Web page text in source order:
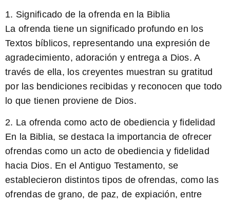
1. Significado de la ofrenda en la Biblia
La ofrenda tiene un significado profundo en los
Textos bíblicos, representando una expresión de
agradecimiento, adoración y entrega a Dios. A
través de ella, los creyentes muestran su gratitud
por las bendiciones recibidas y reconocen que todo
lo que tienen proviene de Dios.
2. La ofrenda como acto de obediencia y fidelidad
En la Biblia, se destaca la importancia de ofrecer
ofrendas como un acto de obediencia y fidelidad
hacia Dios. En el Antiguo Testamento, se
establecieron distintos tipos de ofrendas, como las
ofrendas de grano, de paz, de expiación, entre